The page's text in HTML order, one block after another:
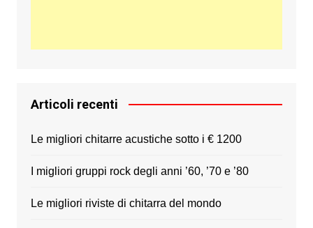
Articoli recenti
Le migliori chitarre acustiche sotto i € 1200
I migliori gruppi rock degli anni ’60, ’70 e ’80
Le migliori riviste di chitarra del mondo